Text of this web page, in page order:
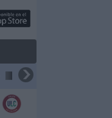
Copa Sudamericana